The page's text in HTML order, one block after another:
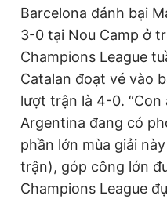
Tổng biên tập: Nguyễn Ngọc
Phó tổng biên tập thường
Phó tổng biên tập: Lâm Hiếu
Phó tổng biên tập: Trần Việt
Tổng thư ký tòa soạn: Đức
Giấy phép xuất bản số 110/
© 2003-2026 Bản quyền
chép dưới mọi hình thức nếu
bản. Phát triển bởi ePi
Barcelona đánh bại
3-0 tại Nou Camp ở
Champions League
Catalan đoạt vé vào
lượt trận là 4-0. “Con
Argentina đang có
phần lớn mùa giải
trận), góp công lớn
Champions League